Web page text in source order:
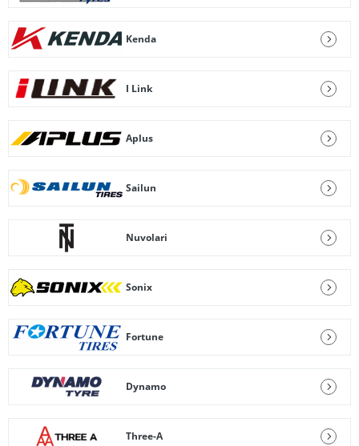
Kenda
I Link
Aplus
Sailun
Nuvolari
Sonix
Fortune
Dynamo
Three-A